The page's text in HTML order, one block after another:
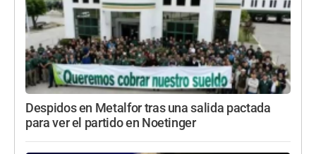
Despidos en Metalfor tras una salida pactada
para ver el partido en Noetinger